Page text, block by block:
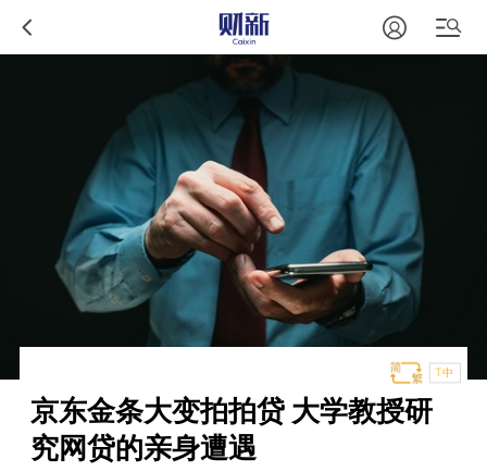
T中
京东金条大变拍拍贷 大学教授研
究网贷的亲身遭遇